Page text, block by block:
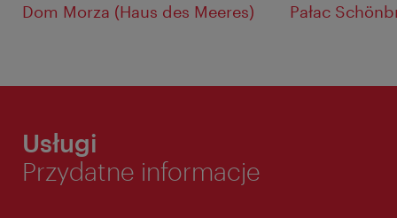
Dom Morza (Haus des Meeres) Pałac
Usługi
Przydatne informacje